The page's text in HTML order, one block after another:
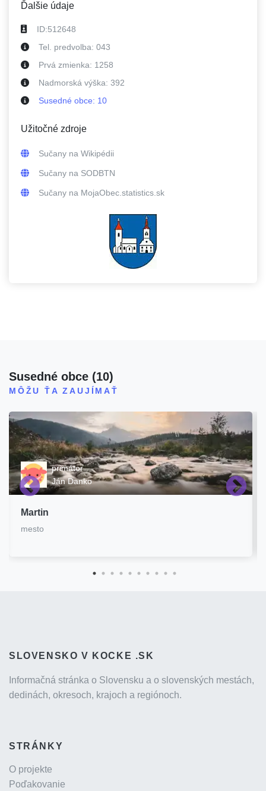
Ďalšie údaje
ID:512648
Tel. predvolba: 043
Prvá zmienka: 1258
Nadmorská výška: 392
Susedné obce: 10
Užitočné zdroje
Sučany na Wikipédii
Sučany na SODBTN
Sučany na MojaObec.statistics.sk
Susedné obce (10)
MÔŽU ŤA ZAUJÍMAŤ
primátor
Ján Danko
Martin
mesto
SLOVENSKO V KOCKE .SK
Informačná stránka o Slovensku a o slovenských mestách,
dedinách, okresoch, krajoch a regiónoch.
STRÁNKY
O projekte
Poďakovanie